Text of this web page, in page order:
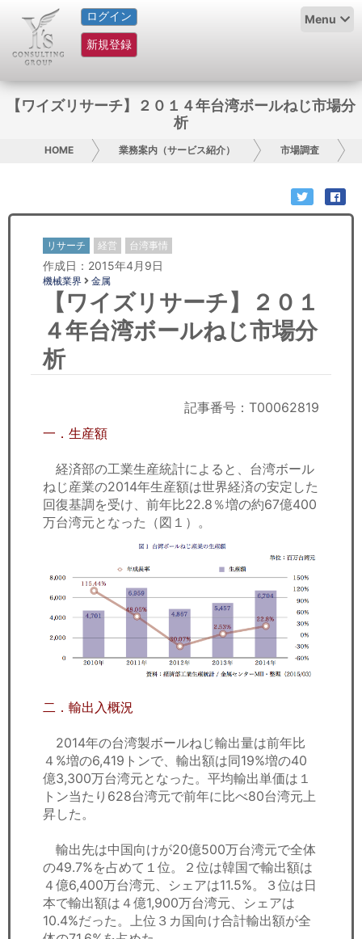
ログイン
新規登録
Menu
HOME
サービス紹介
お問い合わせ
日本人にPR
コンサルティング
リサーチ
セミナー
ＩＴ
飲食店情報
【ワイズリサーチ】２０１４年台湾ボールねじ市場分
析
HOME 業務案内（サービス紹介） 市場調査
リサーチ 経営 台湾事情
作成日：2015年4月9日
機械業界 金属
【ワイズリサーチ】２０１
４年台湾ボールねじ市場分
析
記事番号：T00062819
一．生産額
経済部の工業生産統計によると、台湾ボール
ねじ産業の2014年生産額は世界経済の安定した
回復基調を受け、前年比22.8％増の約67億400
万台湾元となった（図１）。
二．輸出入概況
2014年の台湾製ボールねじ輸出量は前年比
４%増の6,419トンで、輸出額は同19%増の40
億3,300万台湾元となった。平均輸出単価は１
トン当たり628台湾元で前年に比べ80台湾元上
昇した。
輸出先は中国向けが20億500万台湾元で全体
の49.7%を占めて１位。２位は韓国で輸出額は
４億6,400万台湾元、シェアは11.5%。３位は日
本で輸出額は４億1,900万台湾元、シェアは
10.4%だった。上位３カ国向け合計輸出額が全